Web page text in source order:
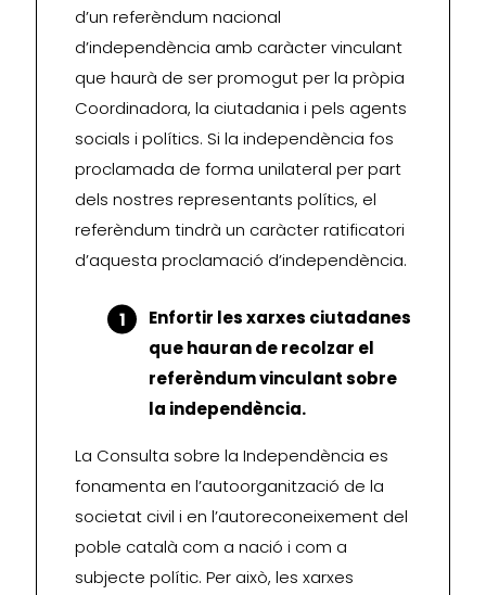
d’un referèndum nacional
d’independència amb caràcter vinculant
que haurà de ser promogut per la pròpia
Coordinadora, la ciutadania i pels agents
socials i polítics. Si la independència fos
proclamada de forma unilateral per part
dels nostres representants polítics, el
referèndum tindrà un caràcter ratificatori
d’aquesta proclamació d’independència.
Enfortir les xarxes ciutadanes
que hauran de recolzar el
referèndum vinculant sobre
la independència.
La Consulta sobre la Independència es
fonamenta en l’autoorganització de la
societat civil i en l’autoreconeixement del
poble català com a nació i com a
subjecte polític. Per això, les xarxes